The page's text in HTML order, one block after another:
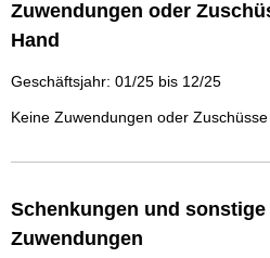
Zuwendungen oder
Hand
Geschäftsjahr: 01/25 bis 12/25
Keine Zuwendungen oder
Schenkungen und
Zuwendungen